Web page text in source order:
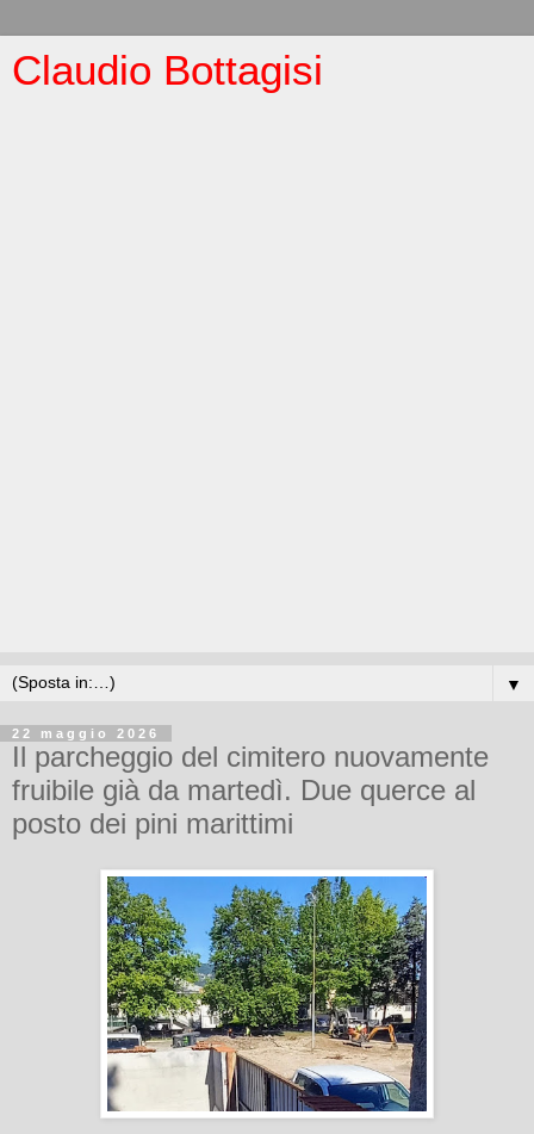
Claudio Bottagisi
▼
22 maggio 2026
Il parcheggio del cimitero nuovamente
fruibile già da martedì. Due querce al
posto dei pini marittimi